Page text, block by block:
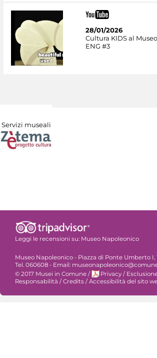
28/01/2026
Cultura KIDS al
ENG #3
Servizi museali
Leggi le recensioni su: Museo Napoleonico
Museo Napoleonico - Piazza di Ponte Umberto I,
Tel. 060608 - Email:
© 2017 Musei in Comune / Privacy /
Responsabilità / Credits / Accessibilità del sito